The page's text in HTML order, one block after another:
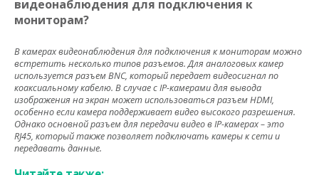
видеонаблюдения для подключения к
мониторам?
В камерах видеонаблюдения для подключения к мониторам можно
встретить несколько типов разъемов. Для аналоговых камер
используется разъем BNC, который передает видеосигнал по
коаксиальному кабелю. В случае с IP-камерами для вывода
изображения на экран может использоваться разъем HDMI,
особенно если камера поддерживает видео высокого разрешения.
Однако основной разъем для передачи видео в IP-камерах – это
RJ45, который также позволяет подключать камеры к сети и
передавать данные.